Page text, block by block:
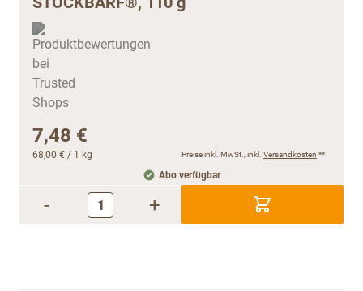
7,48 €
68,00 € / 1 kg Preise inkl. MwSt., inkl. Versandkosten **
Abo verfügbar
- +